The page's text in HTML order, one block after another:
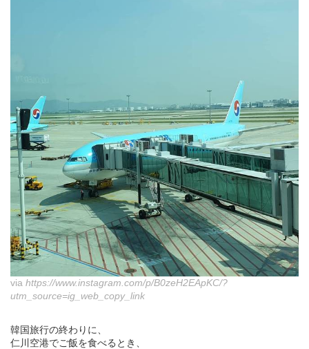
via https://www.instagram.com/p/B0zeH2EApKC/?
utm_source=ig_web_copy_link
韓国旅行の終わりに、
仁川空港でご飯を食べるとき、